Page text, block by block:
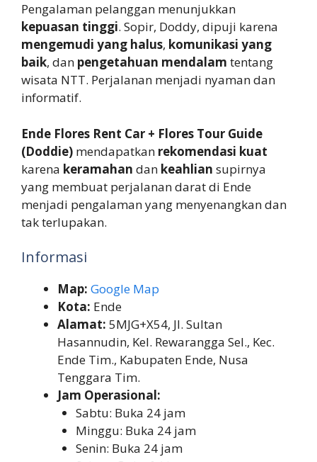
Pengalaman pelanggan menunjukkan
kepuasan tinggi. Sopir, Doddy, dipuji karena
mengemudi yang halus, komunikasi yang
baik, dan pengetahuan mendalam tentang
wisata NTT. Perjalanan menjadi nyaman dan
informatif.
Ende Flores Rent Car + Flores Tour Guide
(Doddie) mendapatkan rekomendasi kuat
karena keramahan dan keahlian supirnya
yang membuat perjalanan darat di Ende
menjadi pengalaman yang menyenangkan dan
tak terlupakan.
Informasi
Map: Google Map
Kota: Ende
Alamat: 5MJG+X54, Jl. Sultan
Hasannudin, Kel. Rewarangga Sel., Kec.
Ende Tim., Kabupaten Ende, Nusa
Tenggara Tim.
Jam Operasional:
Sabtu: Buka 24 jam
Minggu: Buka 24 jam
Senin: Buka 24 jam